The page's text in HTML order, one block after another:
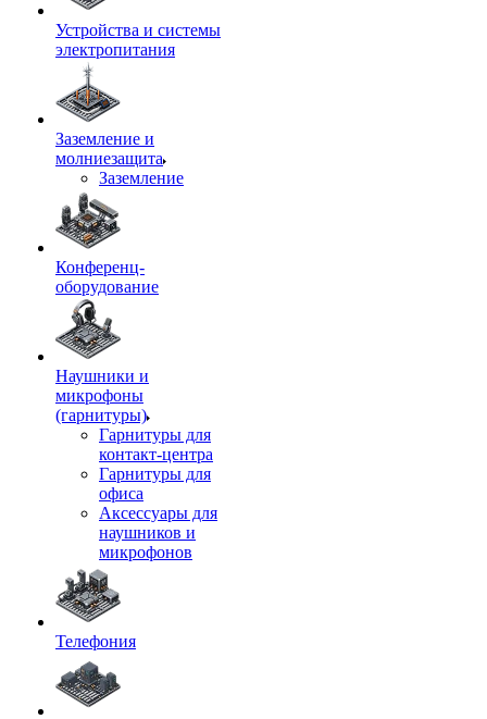
Устройства и системы
электропитания
Заземление и
молниезащита
Заземление
Конференц-
оборудование
Наушники и
микрофоны
(гарнитуры)
Гарнитуры для
контакт-центра
Гарнитуры для
офиса
Аксессуары для
наушников и
микрофонов
Телефония